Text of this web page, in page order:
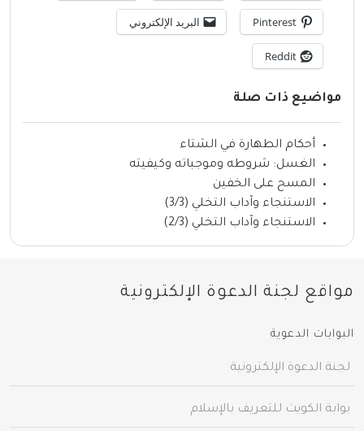
Pinterest البريد الإلكتروني
Reddit
مواضيع ذات صلة
أحكام الطهارة في الشتاء
الغسل: شروطه وموجباته وكيفيته
المسح على الخفين
الاستنجاء وآداب التخلي (3/3)
الاستنجاء وآداب التخلي (2/3)
مواقع لجنة الدعوة الإلكترونية
البوابات الدعوية
لجنة الدعوة الإلكترونية
بوابة الكويت للتعريف بالإسلام